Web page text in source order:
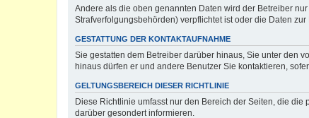
Andere als die oben genannten Daten wird der Betreiber
Strafverfolgungsbehörden) verpflichtet ist oder die Daten
GESTATTUNG DER KONTAKTAUFNAHME
Sie gestatten dem Betreiber darüber hinaus, Sie unter den
hinaus dürfen er und andere Benutzer Sie kontaktieren,
GELTUNGSBEREICH DIESER RICHTLINIE
Diese Richtlinie umfasst nur den Bereich der Seiten, die
darüber gesondert informieren.